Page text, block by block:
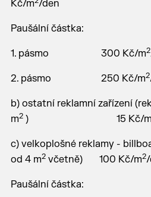
Kč/m /den
Paušální částka:
1. pásmo 300 Kč/m2
2. pásmo 250 Kč/m2
b) ostatní reklamní zařízení
m2) 15 Kč/m
c) velkoplošné reklamy -
od 4 m2včetně) 100 Kč/m2/
Paušální částka: